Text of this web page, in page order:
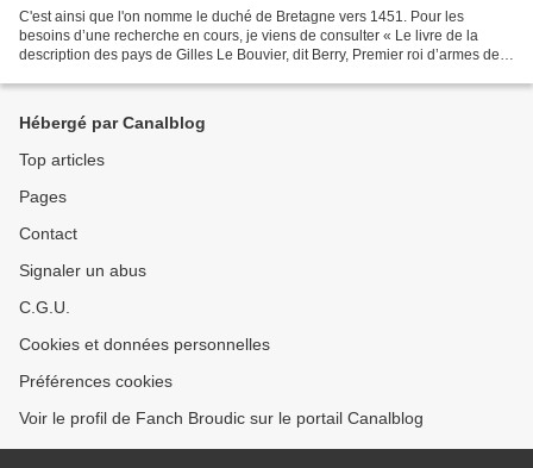
C'est ainsi que l'on nomme le duché de Bretagne vers 1451. Pour les
besoins d’une recherche en cours, je viens de consulter « Le livre de la
description des pays de Gilles Le Bouvier, dit Berry, Premier roi d’armes de
Hébergé par Canalblog
Top articles
Pages
Contact
Signaler un abus
C.G.U.
Cookies et données personnelles
Préférences cookies
Voir le profil de Fanch Broudic sur le portail Canalblog